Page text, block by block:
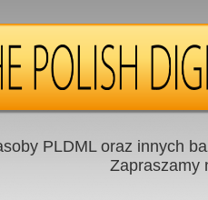
PLDML oraz innych
Zapraszamy